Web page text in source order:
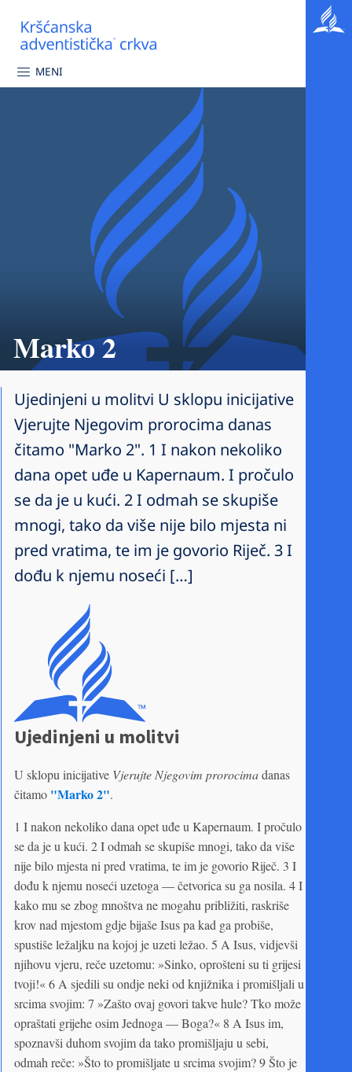
MENI
Marko 2
Ujedinjeni u molitvi U sklopu inicijative
Vjerujte Njegovim prorocima danas
čitamo "Marko 2". 1 I nakon nekoliko
dana opet uđe u Kapernaum. I pročulo
se da je u kući. 2 I odmah se skupiše
mnogi, tako da više nije bilo mjesta ni
pred vratima, te im je govorio Riječ. 3 I
dođu k njemu noseći […]
Ujedinjeni u molitvi
U sklopu inicijative Vjerujte Njegovim prorocimadanas
čitamo "Marko 2".
1 I nakon nekoliko dana opet uđe u Kapernaum. I pročulo
se da je u kući. 2 I odmah se skupiše mnogi, tako da više
nije bilo mjesta ni pred vratima, te im je govorio Riječ. 3 I
dođu k njemu noseći uzetoga — četvorica su ga nosila. 4 I
kako mu se zbog mnoštva ne mogahu približiti, raskriše
krov nad mjestom gdje bijaše Isus pa kad ga probiše,
spustiše ležaljku na kojoj je uzeti ležao. 5 A Isus, vidjevši
njihovu vjeru, reče uzetomu: »Sinko, oprošteni su ti grijesi
tvoji!« 6 A sjedili su ondje neki od knjižnika i promišljali u
srcima svojim: 7 »Zašto ovaj govori takve hule? Tko može
opraštati grijehe osim Jednoga — Boga?« 8 A Isus im,
spoznavši duhom svojim da tako promišljaju u sebi,
odmah reče: »Što to promišljate u srcima svojim? 9 Što je